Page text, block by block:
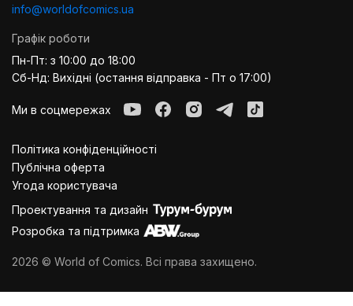
info@worldofcomics.ua
Графік роботи
Пн-Пт: з 10:00 до 18:00
Сб-Нд: Вихідні (остання відправка - Пт о 17:00)
Ми в соцмережах
Політика конфіденційності
Публiчна оферта
Угода користувача
Проектування та дизайн
Розробка та підтримка
2026 © World of Comics. Всі права захищено.